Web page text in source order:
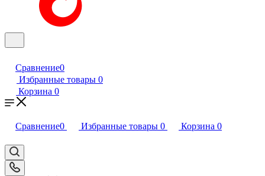
Сравнение0
Избранные товары 0
Корзина 0
Сравнение0 Избранные товары 0 Корзина 0